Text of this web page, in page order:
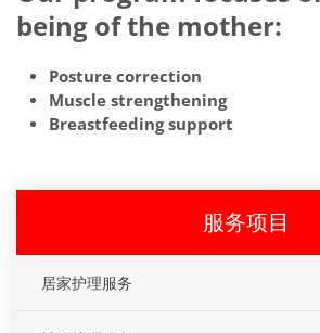
being of the mother:
Posture correction
Muscle strengthening
Breastfeeding support
服务项目
居家护理服务